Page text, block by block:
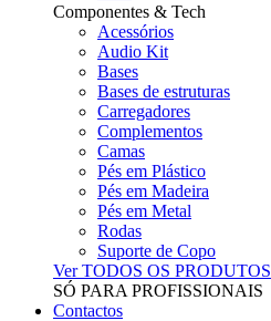
Componentes & Tech
Acessórios
Audio Kit
Bases
Bases de estruturas
Carregadores
Complementos
Camas
Pés em Plástico
Pés em Madeira
Pés em Metal
Rodas
Suporte de Copo
Ver TODOS OS PRODUTOS
SÓ PARA PROFISSIONAIS
Contactos